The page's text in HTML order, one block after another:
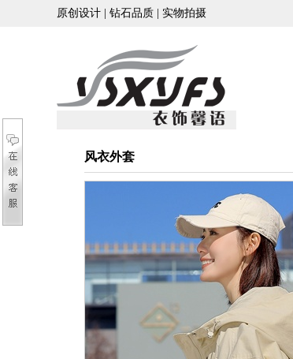
原创设计 | 钻石品质 | 实物拍摄
风衣外套